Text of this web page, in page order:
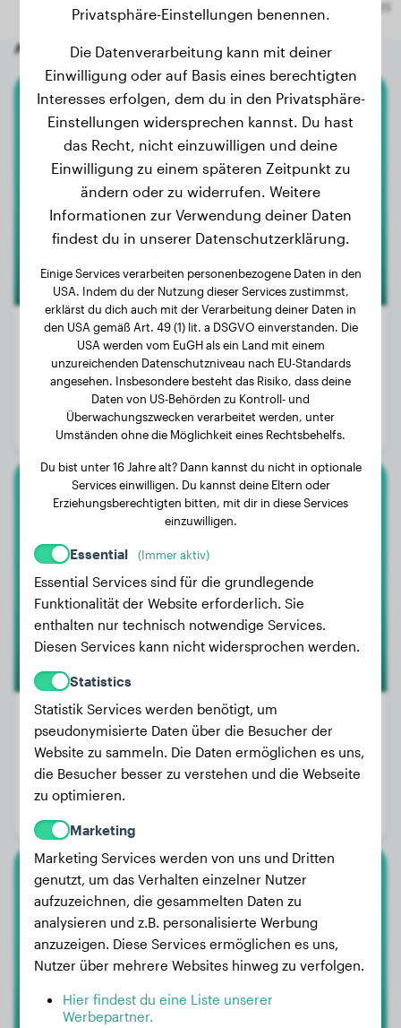
Andere zufällige Hunde
American Bully
Snoopy
Gewicht:
22 kg
3 Jahre, 3 Monate
Geschlecht:
Rüde
Rottweiler
Zoe
Gewicht:
40 kg
Alter:
Geschlecht:
Golden Retriever
Alfred
Privatsphäre-Einstellungen benennen.
Die Datenverarbeitung kann mit deiner
Einwilligung oder auf Basis eines berechtigten
Interesses erfolgen, dem du in den Privatsphäre-
Einstellungen widersprechen kannst. Du hast
das Recht, nicht einzuwilligen und deine
Einwilligung zu einem späteren Zeitpunkt zu
ändern oder zu widerrufen. Weitere
Informationen zur Verwendung deiner Daten
findest du in unserer Datenschutzerklärung.
Einige Services verarbeiten personenbezogene Daten in den
USA. Indem du der Nutzung dieser Services zustimmst,
erklärst du dich auch mit der Verarbeitung deiner Daten in
den USA gemäß Art. 49 (1) lit. a DSGVO einverstanden. Die
USA werden vom EuGH als ein Land mit einem
unzureichenden Datenschutzniveau nach EU-Standards
angesehen. Insbesondere besteht das Risiko, dass deine
Daten von US-Behörden zu Kontroll- und
Überwachungszwecken verarbeitet werden, unter
Umständen ohne die Möglichkeit eines Rechtsbehelfs.
Du bist unter 16 Jahre alt? Dann kannst du nicht in optionale
Services einwilligen. Du kannst deine Eltern oder
Erziehungsberechtigten bitten, mit dir in diese Services
einzuwilligen.
Essential (Immer aktiv)
Essential Services sind für die grundlegende
Funktionalität der Website erforderlich. Sie
enthalten nur technisch notwendige Services.
Diesen Services kann nicht widersprochen werden.
Statistics
Statistik Services werden benötigt, um
pseudonymisierte Daten über die Besucher der
Website zu sammeln. Die Daten ermöglichen es uns,
die Besucher besser zu verstehen und die Webseite
zu optimieren.
Marketing
Marketing Services werden von uns und Dritten
genutzt, um das Verhalten einzelner Nutzer
aufzuzeichnen, die gesammelten Daten zu
analysieren und z.B. personalisierte Werbung
anzuzeigen. Diese Services ermöglichen es uns,
Nutzer über mehrere Websites hinweg zu verfolgen.
Hier findest du eine Liste unserer
Werbepartner.